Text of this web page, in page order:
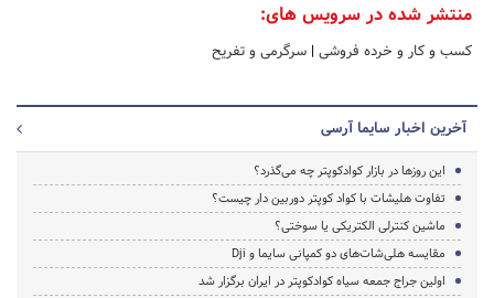
منتشر شده در سرویس های:
کسب و کار و خرده فروشی | سرگرمی و تفریح
آخرین اخبار سایما آرسی
این روزها در بازار کوادکوپتر چه می‌گذرد؟
تفاوت هلیشات با کواد کوپتر دوربین دار چیست؟
ماشین کنترلی الکتریکی یا سوختی؟
مقایسه هلی‌شات‌های دو کمپانی سایما و Dji
اولین جراج جمعه سیاه کوادکوپتر در ایران برگزار شد